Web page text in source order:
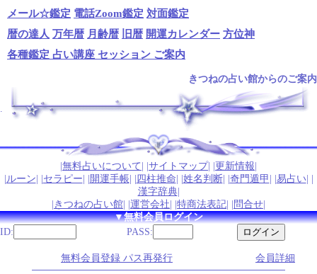
メール☆鑑定 電話Zoom鑑定 対面鑑定
暦の達人 万年暦 月齢暦 旧暦 開運カレンダー 方位神
各種鑑定 占い講座 セッション ご案内
きつねの占い館からのご案内
無料占いについて サイトマップ 更新情報
ルーン セラピー 開運手帳 四柱推命 姓名判断| | 奇門遁甲 易占い
漢字辞典|
きつねの占い館 運営会社 特商法表記 問合せ
▼無料会員ログイン
ID:
PASS:
無料会員登録 パス再発行 会員詳細